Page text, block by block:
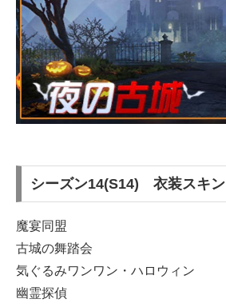
シーズン14(S14) 衣装スキン
魔宴同盟
古城の舞踏会
気ぐるみワンワン・ハロウィン
幽霊探偵